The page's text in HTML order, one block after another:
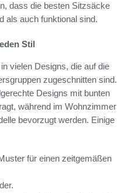
dass die besten Sitzsäcke
als auch funktional sind.
Stil
vielen Designs, die auf die
zugeschnitten sind.
Designs mit bunten
während im Wohnzimmer
bevorzugt werden. Einige
für einen zeitgemäßen